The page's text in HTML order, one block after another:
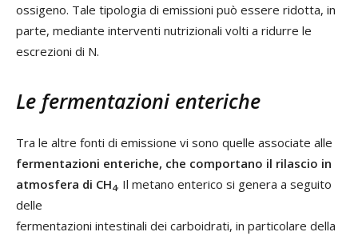
ossigeno. Tale tipologia di emissioni può essere ridotta, in
parte, mediante interventi nutrizionali volti a ridurre le
escrezioni di N.
Le fermentazioni enteriche
Tra le altre fonti di emissione vi sono quelle associate alle
fermentazioni enteriche, che comportano il rilascio in
atmosfera di CH4. Il metano enterico si genera a seguito
delle
fermentazioni intestinali dei carboidrati, in particolare della